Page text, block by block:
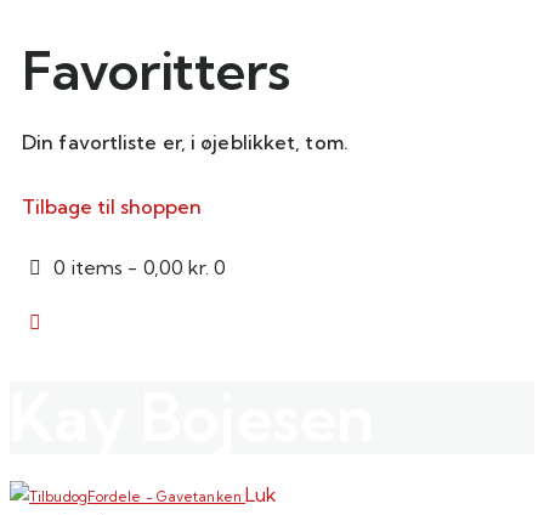
Favoritters
Din favortliste er, i øjeblikket, tom.
Tilbage til shoppen
0 items - 0,00 kr. 0
Luk